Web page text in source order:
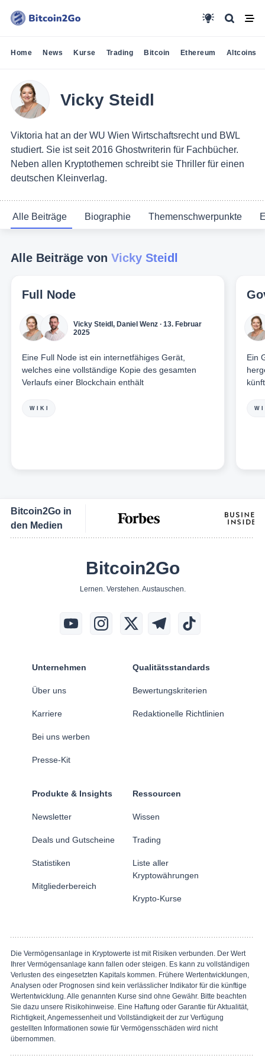
Home News Kurse Trading Bitcoin Ethereum Altcoins
Vicky Steidl
Viktoria hat an der WU Wien Wirtschaftsrecht und BWL
studiert. Sie ist seit 2016 Ghostwriterin für Fachbücher.
Neben allen Kryptothemen schreibt sie Thriller für einen
deutschen Kleinverlag.
Alle Beiträge Biographie Themenschwerpunkte
Alle Beiträge von Vicky Steidl
Full Node
Vicky Steidl, Daniel Wenz ∙ 13. Februar
2025
Eine Full Node ist ein internetfähiges Gerät,
welches eine vollständige Kopie des gesamten
Verlaufs einer Blockchain enthält
WIKI
Ein
Bitcoin2Go in
den Medien
Bitcoin2Go
Lernen. Verstehen. Austauschen.
Unternehmen
Über uns
Karriere
Bei uns werben
Presse-Kit
Qualitätsstandards
Bewertungskriterien
Redaktionelle Richtlinien
Produkte & Insights
Newsletter
Deals und Gutscheine
Statistiken
Mitgliederbereich
Ressourcen
Wissen
Trading
Liste aller
Kryptowährungen
Krypto-Kurse
Die Vermögensanlage in Kryptowerte ist mit Risiken verbunden. Der Wert
Ihrer Vermögensanlage kann fallen oder steigen. Es kann zu vollständigen
Verlusten des eingesetzten Kapitals kommen. Frühere Wertentwicklungen,
Analysen oder Prognosen sind kein verlässlicher Indikator für die künftige
Wertentwicklung. Alle genannten Kurse sind ohne Gewähr. Bitte beachten
Sie dazu unsere Risikohinweise. Eine Haftung oder Garantie für Aktualität,
Richtigkeit, Angemessenheit und Vollständigkeit der zur Verfügung
gestellten Informationen sowie für Vermögensschäden wird nicht
übernommen.